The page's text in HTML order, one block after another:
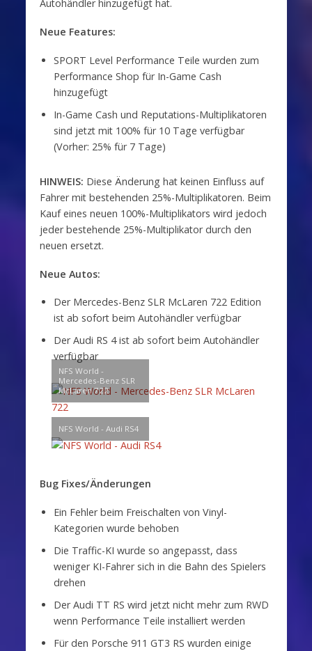
Autohändler hinzugefügt hat.
Neue Features:
SPORT Level Performance Teile wurden zum
Performance Shop für In-Game Cash
hinzugefügt
In-Game Cash und Reputations-Multiplikatoren
sind jetzt mit 100% für 10 Tage verfügbar
(Vorher: 25% für 7 Tage)
HINWEIS: Diese Änderung hat keinen Einfluss auf
Fahrer mit bestehenden 25%-Multiplikatoren. Beim
Kauf eines neuen 100%-Multiplikators wird jedoch
jeder bestehende 25%-Multiplikator durch den
neuen ersetzt.
Neue Autos:
Der Mercedes-Benz SLR McLaren 722 Edition
ist ab sofort beim Autohändler verfügbar
Der Audi RS 4 ist ab sofort beim Autohändler
verfügbar
NFS World -
Mercedes-Benz SLR
McLaren 722
NFS World - Audi RS4
Bug Fixes/Änderungen
Ein Fehler beim Freischalten von Vinyl-
Kategorien wurde behoben
Die Traffic-KI wurde so angepasst, dass
weniger KI-Fahrer sich in die Bahn des Spielers
drehen
Der Audi TT RS wird jetzt nicht mehr zum RWD
wenn Performance Teile installiert werden
Für den Porsche 911 GT3 RS wurden einige